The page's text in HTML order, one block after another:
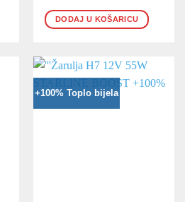
DODAJ U KOŠARICU
+100% Toplo bijela